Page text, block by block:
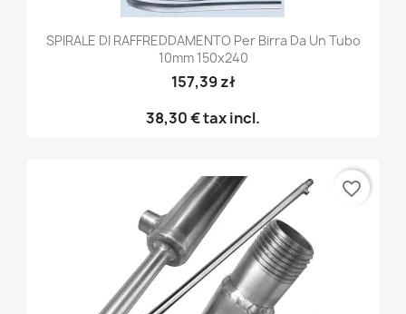
SPIRALE DI RAFFREDDAMENTO Per Birra Da Un Tubo
10mm 150x240
157,39 zł
38,30 €tax incl.
favorite_border